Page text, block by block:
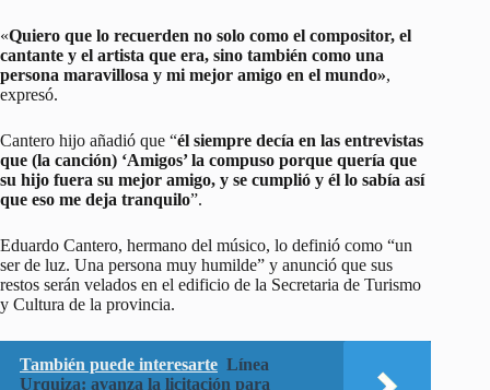
«Quiero que lo recuerden no solo como el compositor, el
cantante y el artista que era, sino también como una
persona maravillosa y mi mejor amigo en el mundo»,
expresó.
Cantero hijo añadió que “él siempre decía en las entrevistas
que (la canción) ‘Amigos’ la compuso porque quería que
su hijo fuera su mejor amigo, y se cumplió y él lo sabía así
que eso me deja tranquilo”.
Eduardo Cantero, hermano del músico, lo definió como “un
ser de luz. Una persona muy humilde” y anunció que sus
restos serán velados en el edificio de la Secretaria de Turismo
y Cultura de la provincia.
También puede interesarte Línea
Urquiza: avanza la licitación para